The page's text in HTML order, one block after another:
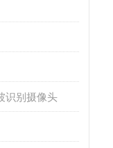
识别摄像头